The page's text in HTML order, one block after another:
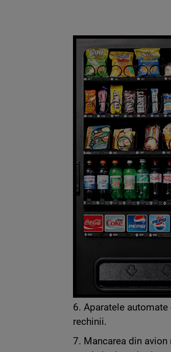
6. Aparatele
rechinii.
7. Mancarea din